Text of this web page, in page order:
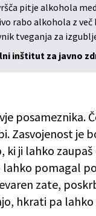
pitje alkohola
rabo alkohola z
tveganja za
inštitut za javno
posameznika.
Zasvojenost je
ki ji lahko
pomagal
zate,
hkrati pa